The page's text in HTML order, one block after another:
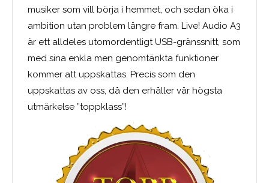
musiker som vill börja i hemmet, och sedan öka i
ambition utan problem längre fram. Live! Audio A3
är ett alldeles utomordentligt USB-gränssnitt, som
med sina enkla men genomtänkta funktioner
kommer att uppskattas. Precis som den
uppskattas av oss, då den erhåller vår högsta
utmärkelse ”toppklass”!